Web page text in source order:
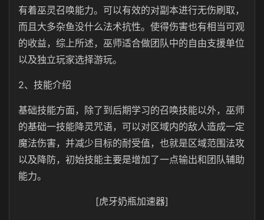
有着巫灵召唤能力。可以有效的对副本进行无伤刷取，
而且大多杂鱼没什么法术抗性。使得伤害也有相当可观
的收益，综上所述，巫师适合做团队中的自由支援单位
以及独立玩家选择游玩。
2、技能介绍
基础技能方面，除了到后期学习的召唤技能以外，巫师
的基础一技能降灵咒语，可以对区域内的敌人造成一定
魔法伤害，并减少目标的耐受值，也就是区域范围法攻
以及降防，初始技能主要是增加了一点输出和团队辅助
能力。
[虎牙奶瓶加速器]